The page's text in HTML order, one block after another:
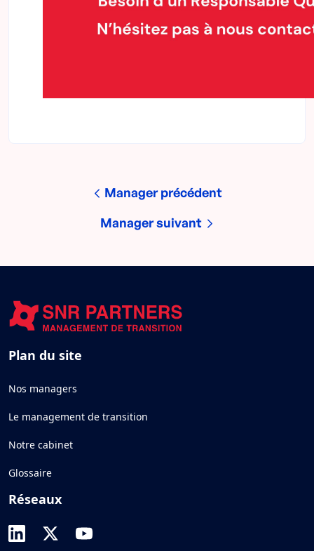
Manager précédent
Manager suivant
Plan du site
Nos managers
Le management de transition
Notre cabinet
Glossaire
Réseaux